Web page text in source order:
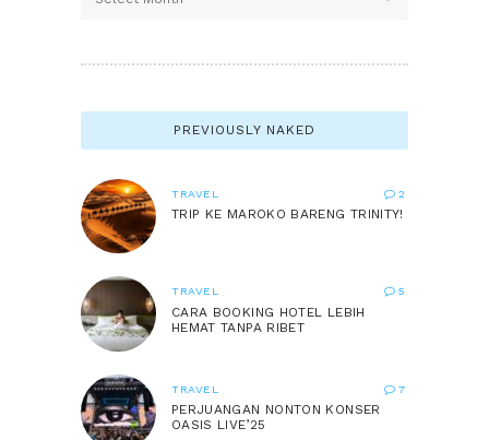
PREVIOUSLY NAKED
TRAVEL 2
TRIP KE MAROKO BARENG TRINITY!
TRAVEL 5
CARA BOOKING HOTEL LEBIH
HEMAT TANPA RIBET
TRAVEL 7
PERJUANGAN NONTON KONSER
OASIS LIVE’25